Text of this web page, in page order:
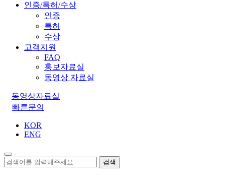
인증/특허/수상
인증
특허
수상
고객지원
FAQ
홍보자료실
동영상 자료실
동영상자료실
빠른문의
KOR
ENG
검색